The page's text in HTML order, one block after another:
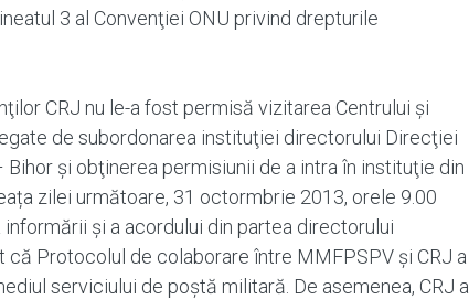
3 al Convenţiei ONU privind drepturile
CRJ nu le-a fost permisă vizitarea Centrului şi
de subordonarea instituţiei directorului Direcţiei
şi obţinerea permisiunii de a intra în instituţie din
zilei următoare, 31 octormbrie 2013, orele 9.00
şi a acordului din partea directorului
că Protocolul de colaborare între MMFPSPV şi CRJ a
serviciului de poştă militară. De asemenea, CRJ a